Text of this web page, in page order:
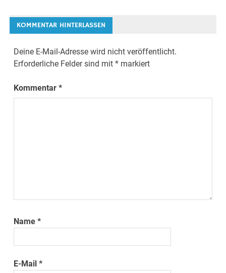
KOMMENTAR HINTERLASSEN
Deine E-Mail-Adresse wird nicht veröffentlicht.
Erforderliche Felder sind mit* markiert
Kommentar*
Name*
E-Mail*